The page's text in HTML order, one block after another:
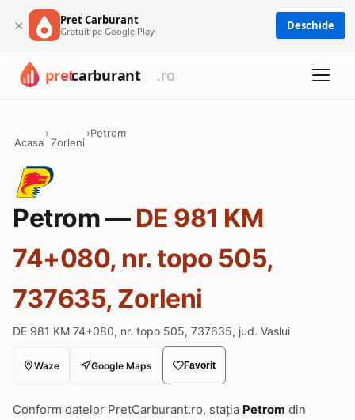
× Pret Carburant
Gratuit pe Google Play Deschide
Acasa
›
Zorleni
›Petrom
Petrom — DE 981 KM
74+080, nr. topo 505,
737635, Zorleni
DE 981 KM 74+080, nr. topo 505, 737635, jud. Vaslui
Waze Google Maps Favorit
Conform datelor PretCarburant.ro, stația Petrom din